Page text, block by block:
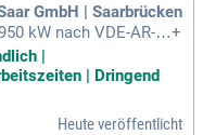
GmbH | Saarbrücken
kW nach VDE-AR-N
oder Meistera
Erfahrung im A
bz
+
|
| Dringend
Heute veröffentlicht